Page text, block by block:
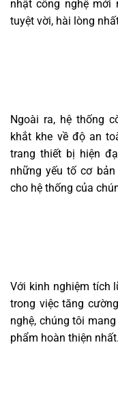
nhật công nghệ mới
tuyệt vời, hài lòng
Ngoài ra, hệ thống
khắt khe về độ an
trang thiết bị hiện
những yếu tố cơ
cho hệ thống của
Với kinh nghiệm tích
trong việc tăng
nghệ, chúng tôi
phẩm hoàn thiện nhất.